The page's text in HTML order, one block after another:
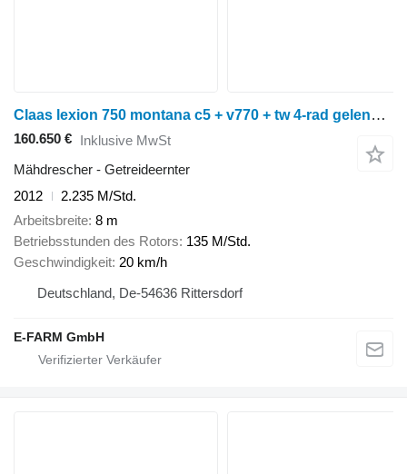
Claas lexion 750 montana c5 + v770 + tw 4-rad gelenkt top!
160.650 € Inklusive MwSt
Mähdrescher - Getreideernter
2012
2.235 M/Std.
Arbeitsbreite 8 m
Betriebsstunden des Rotors 135 M/Std.
Geschwindigkeit 20 km/h
Deutschland, De-54636 Rittersdorf
E-FARM GmbH